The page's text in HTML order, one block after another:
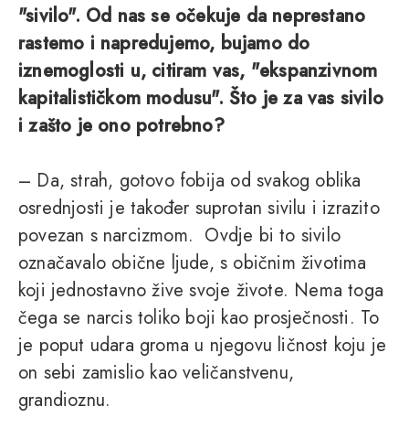
"sivilo". Od nas se očekuje da neprestano
rastemo i napredujemo, bujamo do
iznemoglosti u, citiram vas, "ekspanzivnom
kapitalističkom modusu". Što je za vas sivilo
i zašto je ono potrebno?
– Da, strah, gotovo fobija od svakog oblika
osrednjosti je također suprotan sivilu i izrazito
povezan s narcizmom. Ovdje bi to sivilo
označavalo obične ljude, s običnim životima
koji jednostavno žive svoje živote. Nema toga
čega se narcis toliko boji kao prosječnosti. To
je poput udara groma u njegovu ličnost koju je
on sebi zamislio kao veličanstvenu,
grandioznu.